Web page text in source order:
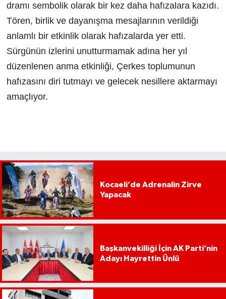
dramı sembolik olarak bir kez daha hafızalara kazıdı.
Tören, birlik ve dayanışma mesajlarının verildiği
anlamlı bir etkinlik olarak hafızalarda yer etti.
Sürgünün izlerini unutturmamak adına her yıl
düzenlenen anma etkinliği, Çerkes toplumunun
hafızasını diri tutmayı ve gelecek nesillere aktarmayı
amaçlıyor.
Kocaeli’de Adrenalin Zirve
Yapacak
Başkanvekilliği İçin AK Parti’nin
Adayı Hayrettin Ünlü